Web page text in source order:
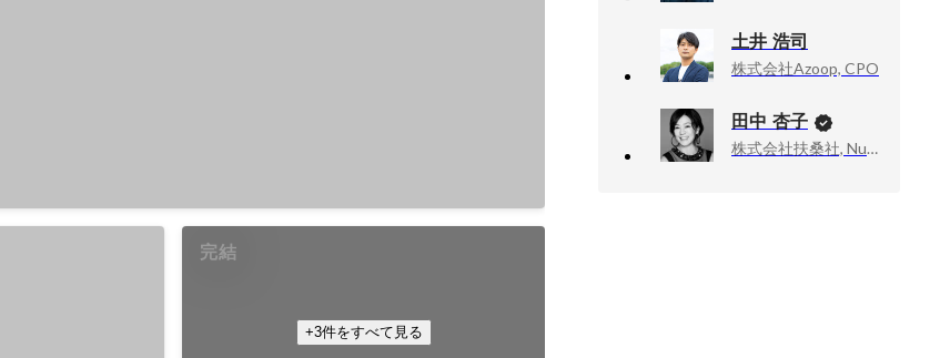
完結
+3件をすべて見る
土井 浩司
株式会社Azoop, CPO
田中 杏子
株式会社扶桑社, Numéro TOKYO編集長